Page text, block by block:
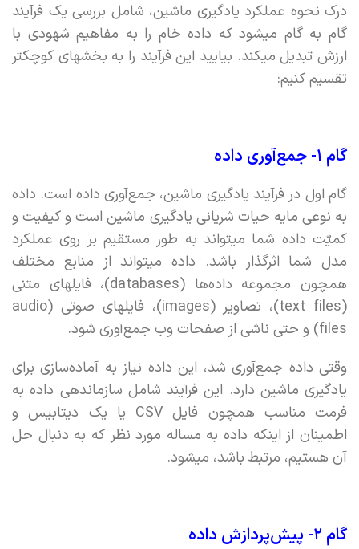
درک نحوه عملکرد یادگیری ماشین، شامل بررسی یک فرآیند
گام به گام میشود که داده خام را به مفاهیم شهودی با
ارزش تبدیل میکند. بیایید این فرآیند را به بخشهای کوچکتر
تقسیم کنیم:
گام ۱- جمع‌آوری داده
گام اول در فرآیند یادگیری ماشین، جمع‌آوری داده است. داده
به نوعی مایه حیات شریانی یادگیری ماشین است و کیفیت و
کمیّت داده شما میتواند به طور مستقیم بر روی عملکرد
مدل شما اثرگذار باشد. داده میتواند از منابع مختلف
همچون مجموعه داده‌ها (databases)، فایلهای متنی
(text files)، تصاویر (images)، فایلهای صوتی (audio
files) و حتی ناشی از صفحات وب جمع‌آوری شود.
وقتی داده جمع‌آوری شد، این داده نیاز به آماده‌سازی برای
یادگیری ماشین دارد. این فرآیند شامل سازماندهی داده به
فرمت مناسب همچون فایل CSV یا یک دیتابیس و
اطمینان از اینکه داده به مساله مورد نظر که به دنبال حل
آن هستیم، مرتبط باشد،‌ میشود.
گام ۲- پیش‌پردازش داده